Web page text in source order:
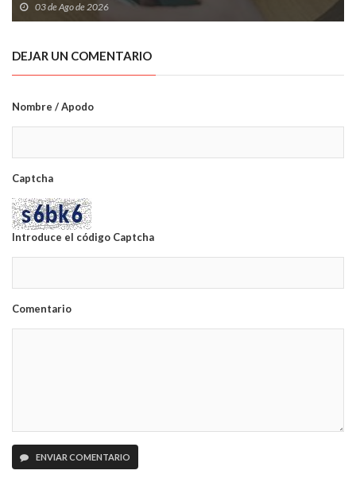
03 de Ago de 2026
DEJAR UN COMENTARIO
Nombre / Apodo
Captcha
Introduce el código Captcha
Comentario
ENVIAR COMENTARIO